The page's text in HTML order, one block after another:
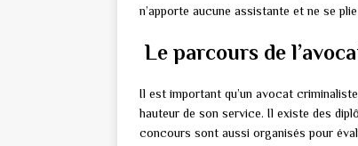
n’apporte aucune assistante et ne se
Le parcours de
Il est important qu’un avocat
hauteur de son service. Il existe des
concours sont aussi organisés pour